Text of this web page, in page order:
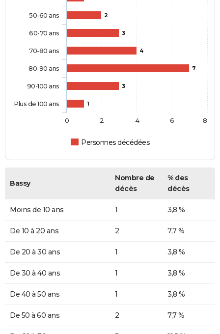
2
3
4
7
3
1
Personnes décédées
50-60 ans
60-70 ans
70-80 ans
80-90 ans
90-100 ans
Plus de 100 ans
0 2 4 6 8
Bassy
Nombre de
décès
% des
décès
Moins de 10 ans 1 3,8 %
De 10 à 20 ans 2 7,7 %
De 20 à 30 ans 1 3,8 %
De 30 à 40 ans 1 3,8 %
De 40 à 50 ans 1 3,8 %
De 50 à 60 ans 2 7,7 %